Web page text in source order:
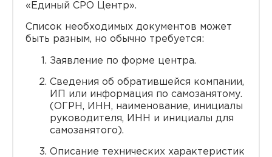
«Единый СРО Центр‎».
Список необходимых документов может
быть разным, но обычно требуется:
Заявление по форме центра.
Сведения об обратившейся компании,
ИП или информация по самозанятому.
(ОГРН, ИНН, наименование, инициалы
руководителя, ИНН и инициалы для
самозанятого).
Описание технических характеристик